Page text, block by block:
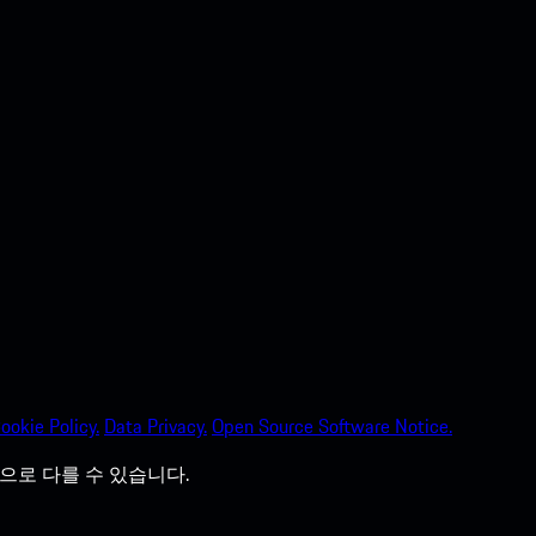
Policy. Data Privacy.Open Source Software Notice.
로 다를 수 있습니다.